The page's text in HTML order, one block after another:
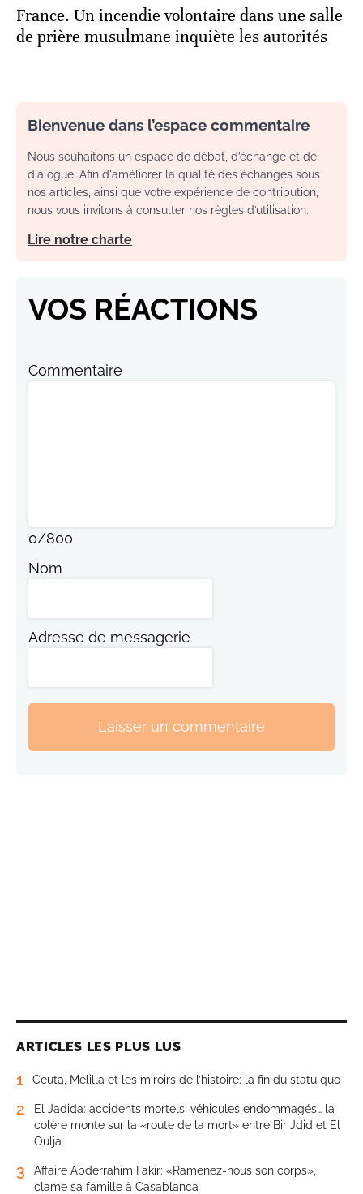
France. Un incendie volontaire dans une salle
de prière musulmane inquiète les autorités
Bienvenue dans l’espace commentaire
Nous souhaitons un espace de débat, d’échange et de
dialogue. Afin d'améliorer la qualité des échanges sous
nos articles, ainsi que votre expérience de contribution,
nous vous invitons à consulter nos règles d’utilisation.
Lire notre charte
VOS RÉACTIONS
Commentaire
0/800
Nom
Adresse de messagerie
Laisser un commentaire
ARTICLES LES PLUS LUS
1 Ceuta, Melilla et les miroirs de l’histoire: la fin du statu quo
2
El Jadida: accidents mortels, véhicules endommagés… la
colère monte sur la «route de la mort» entre Bir Jdid et El
Oulja
3
Affaire Abderrahim Fakir: «Ramenez-nous son corps»,
clame sa famille à Casablanca